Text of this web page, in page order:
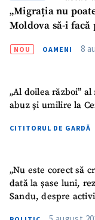
„Migrația nu
Moldova să-i facă
NOU OAMENI 8
„Al doilea război”
abuz și umilire la
CITITORUL DE GARDĂ
„Nu este corect să
dată la șase luni,
Sandu, despre